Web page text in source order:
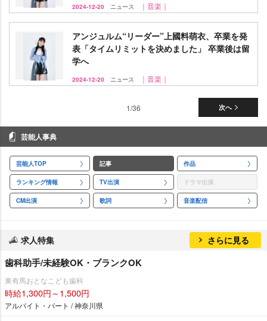
2024-12-20 ニュース ｜音楽｜
アンジュルム“リーダー”上國料萌衣、卒業を発
表「タイムリミットを決めました」 卒業後は留
学へ
2024-12-20 ニュース ｜音楽｜
次へ
1/36
芸能人事典
芸能人TOP 記事 作品
ランキング情報 TV出演 ドラマ出演
CM出演 歌詞 音楽配信
求人特集 さらに見る
歯科助手/未経験OK・ブランクOK
東有馬おとなこども歯科
時給1,300円～1,500円
アルバイト・パート / 神奈川県